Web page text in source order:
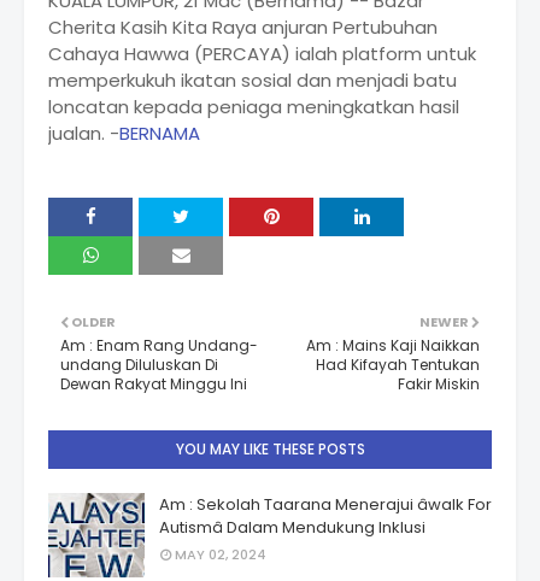
Cherita Kasih Kita Raya anjuran Pertubuhan
Cahaya Hawwa (PERCAYA) ialah platform untuk
memperkukuh ikatan sosial dan menjadi batu
loncatan kepada peniaga meningkatkan hasil
jualan. -BERNAMA
NEWER
Am : Mains Kaji Naikkan
Had Kifayah Tentukan
Fakir Miskin
OLDER
Am : Enam Rang Undang-
undang Diluluskan Di
Dewan Rakyat Minggu Ini
YOU MAY LIKE THESE POSTS
Am : Sekolah Taarana Menerajui âwalk For
Autismâ Dalam Mendukung Inklusi
MAY 02, 2024